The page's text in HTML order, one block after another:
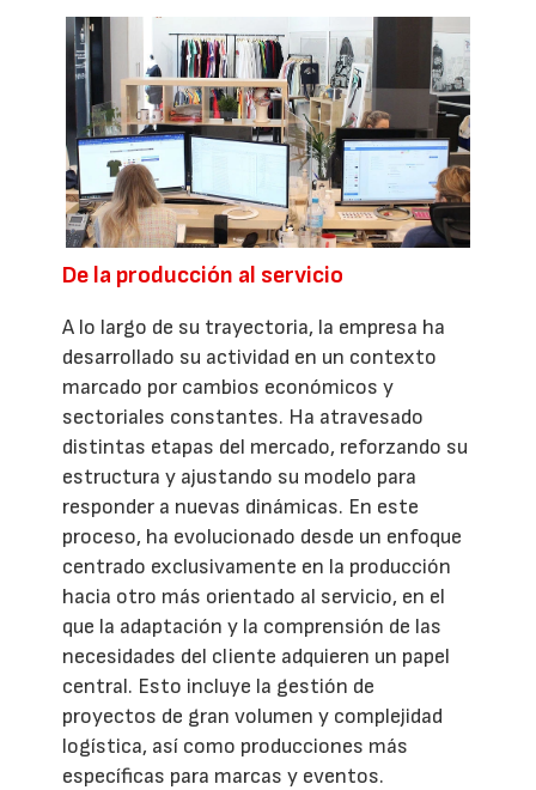
De la producción al servicio
A lo largo de su trayectoria, la empresa ha
desarrollado su actividad en un contexto
marcado por cambios económicos y
sectoriales constantes. Ha atravesado
distintas etapas del mercado, reforzando su
estructura y ajustando su modelo para
responder a nuevas dinámicas. En este
proceso, ha evolucionado desde un enfoque
centrado exclusivamente en la producción
hacia otro más orientado al servicio, en el
que la adaptación y la comprensión de las
necesidades del cliente adquieren un papel
central. Esto incluye la gestión de
proyectos de gran volumen y complejidad
logística, así como producciones más
específicas para marcas y eventos.